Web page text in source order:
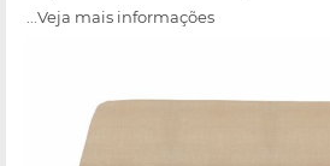
...Veja mais informações